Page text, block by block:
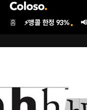
콜로소
Coloso Menu
홈 ⚡앵콜 한정 93%